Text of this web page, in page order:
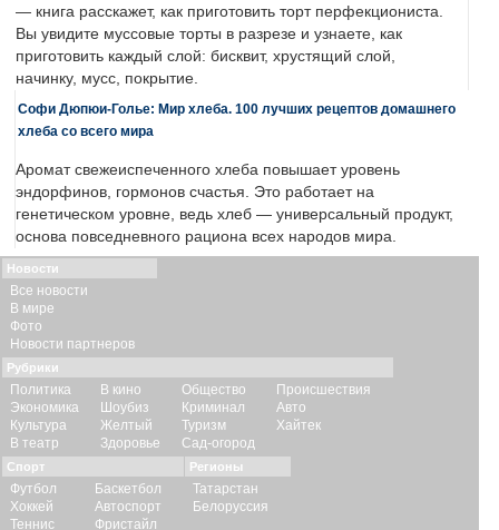
— книга расскажет, как приготовить торт перфекциониста.
Вы увидите муссовые торты в разрезе и узнаете, как
приготовить каждый слой: бисквит, хрустящий слой,
начинку, мусс, покрытие.
Софи Дюпюи-Голье: Мир хлеба. 100 лучших рецептов домашнего
хлеба со всего мира
Аромат свежеиспеченного хлеба повышает уровень
эндорфинов, гормонов счастья. Это работает на
генетическом уровне, ведь хлеб — универсальный продукт,
основа повседневного рациона всех народов мира.
Новости
Все новости
В мире
Фото
Новости партнеров
Рубрики
Политика
Экономика
Культура
В театр
В кино
Шоубиз
Желтый
Здоровье
Общество
Криминал
Туризм
Сад-огород
Происшествия
Авто
Хайтек
Спорт
Футбол
Хоккей
Теннис
Баскетбол
Автоспорт
Фристайл
Регионы
Татарстан
Белоруссия